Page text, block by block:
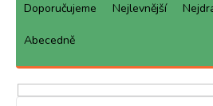
p
Doporučujeme Nejlevnější
Abecedně